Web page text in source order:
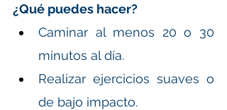
¿Qué puedes hacer?
Caminar al menos 20 o 30
minutos al día.
Realizar ejercicios suaves o
de bajo impacto.